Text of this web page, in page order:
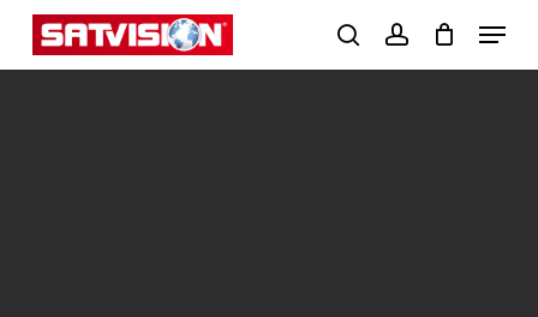
Skip
search
Menu